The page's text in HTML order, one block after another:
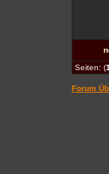
Seiten: (
Forum